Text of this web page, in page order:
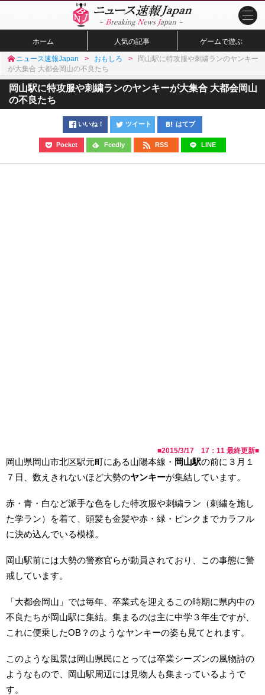
ホーム 人気の記事 ゲームで遊ぶ
ニュース速報Japan おもしろ
岡山駅に特攻服や刺繍ランのヤンキー
が大集合 大都会岡山の不良たち
岡山駅に特攻服や刺繍ランのヤンキーが大集合 大都会岡山
の不良たち
いいね！ ツイート はてブ
Pocket Feedly RSS LINE
■2015/3/17 17：11 最終更新■
岡山県岡山市北区駅元町にある山陽本線・ 岡山駅の前に３月１
７日、数えきれないほど大勢のヤンキーが集結しています。
赤・青・白など派手な色をした特攻服や刺繍ラン（刺繍を施し
た学ラン）を着て、頭髪も金髪や赤・緑・ピンクまでカラフル
に決め込んでいる模様。
岡山駅前には大勢の警察官らが動員されており、この事態に警
戒しています。
「大都会岡山」では毎年、卒業式を迎えるこの時期に県内中の
不良たちが岡山駅に集結。集まるのは主に中学３年生ですが、
これに便乗したOB？のようなヤンキーの姿も見てとれます。
このような風景は岡山県民にとっては卒業シーズンの風物詩の
ようなもので、岡山駅周辺には見物人も集まっているようで
す。